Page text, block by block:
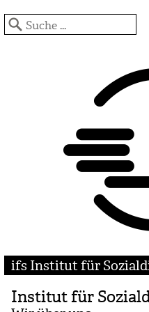
ifs Institut für
Institut für